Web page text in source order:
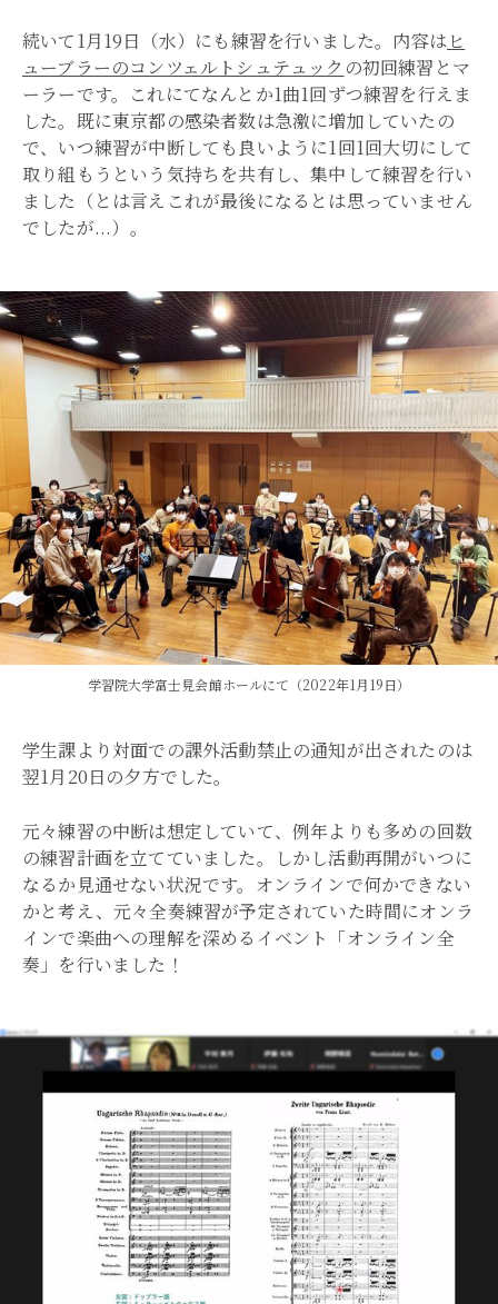
続いて1月19日（水）にも練習を行いました。内容はヒ
ューブラーのコンツェルトシュテュック の初回練習とマ
ーラーです。これにてなんとか1曲1回ずつ練習を行えま
した。既に東京都の感染者数は急激に増加していたの
で、いつ練習が中断しても良いように1回1回大切にして
取り組もうという気持ちを共有し、集中して練習を行い
ました（とは言えこれが最後になるとは思っていません
でしたが...）。
学習院大学富士見会館ホールにて（2022年1月19日）
学生課より対面での課外活動禁止の通知が出されたのは
翌1月20日の夕方でした。
元々練習の中断は想定していて、例年よりも多めの回数
の練習計画を立てていました。しかし活動再開がいつに
なるか見通せない状況です。オンラインで何かできない
かと考え、元々全奏練習が予定されていた時間にオンラ
インで楽曲への理解を深めるイベント「オンライン全
奏」を行いました！